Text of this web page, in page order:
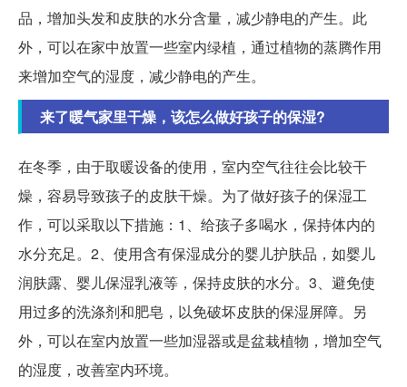
品，增加头发和皮肤的水分含量，减少静电的产生。此
外，可以在家中放置一些室内绿植，通过植物的蒸腾作用
来增加空气的湿度，减少静电的产生。
来了暖气家里干燥，该怎么做好孩子的保湿?
在冬季，由于取暖设备的使用，室内空气往往会比较干
燥，容易导致孩子的皮肤干燥。为了做好孩子的保湿工
作，可以采取以下措施：1、给孩子多喝水，保持体内的
水分充足。2、使用含有保湿成分的婴儿护肤品，如婴儿
润肤露、婴儿保湿乳液等，保持皮肤的水分。3、避免使
用过多的洗涤剂和肥皂，以免破坏皮肤的保湿屏障。另
外，可以在室内放置一些加湿器或是盆栽植物，增加空气
的湿度，改善室内环境。